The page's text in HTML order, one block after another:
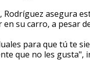
Rodríguez asegura
su carro, a pesar
para que tú te
que no les gusta",